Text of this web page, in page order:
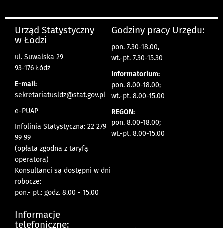
Urząd Statystyczny
w Łodzi
ul. Suwalska 29
93-176 Łódź
E-mail:
sekretariatusldz@stat.gov.pl
e-PUAP
Infolinia Statystyczna: 22 279
99 99
(opłata zgodna z taryfą
operatora)
Konsultanci są dostępni w dni
robocze:
pon.- pt.: godz. 8.00 - 15.00
Godziny pracy Urzędu:
pon. 7.30-18.00,
wt.-pt. 7.30-15.30
Informatorium:
pon. 8.00-18.00;
wt.-pt. 8.00-15.00
REGON:
pon. 8.00-18.00;
wt.-pt. 8.00-15.00
Informacje
telefoniczne: